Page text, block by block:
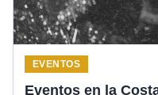
EVENTOS
Eventos en la